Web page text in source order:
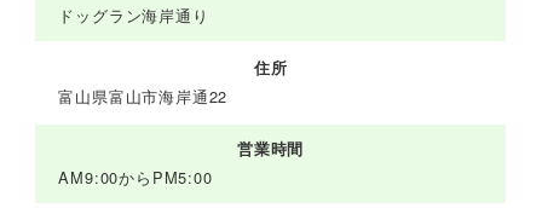
ドッグラン海岸通り
住所
富山県富山市海岸通22
営業時間
AM9:00からPM5:00